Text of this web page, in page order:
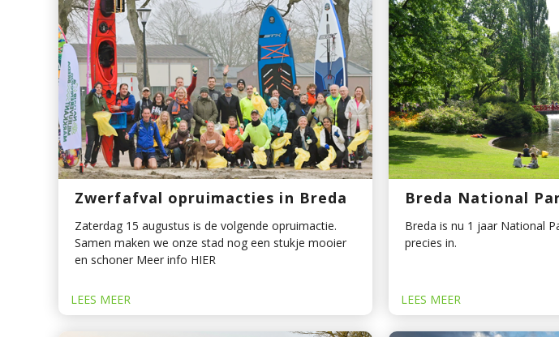
Zwerfafval opruimacties in Breda
Zaterdag 15 augustus is de volgende opruimactie.
Samen maken we onze stad nog een stukje mooier
en schoner Meer info HIER
LEES MEER
Breda National
Breda is nu 1 jaar National
precies in.
LEES MEER